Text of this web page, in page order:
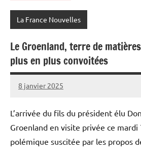
La France Nouvelles
Le Groenland, terre de
plus en plus convoitées
8 janvier 2025
Admins
L’arrivée du fils du président élu
Groenland en visite privée ce mardi
polémique suscitée par les propos